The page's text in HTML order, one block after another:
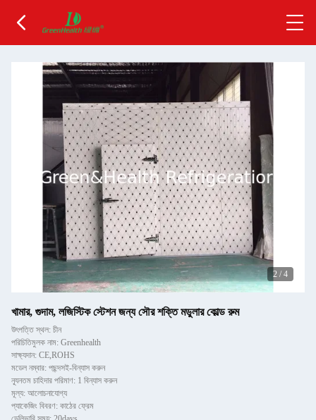
2 / 4
খামার, গুদাম, লজিস্টিক স্টেশন জন্য সৌর শক্তি মডুলার কোল্ড রুম
উৎপত্তি স্থল: চীন
পরিচিতিমুলক নাম: Greenhealth
সাক্ষ্যদান: CE,ROHS
মডেল নম্বার: পছন্দসই-বিন্যাস করুন
ন্যূনতম চাহিদার পরিমাণ: 1 বিন্যাস করুন
মূল্য: আলোচনাযোগ্য
প্যাকেজিং বিবরণ: কাঠের ফ্রেম